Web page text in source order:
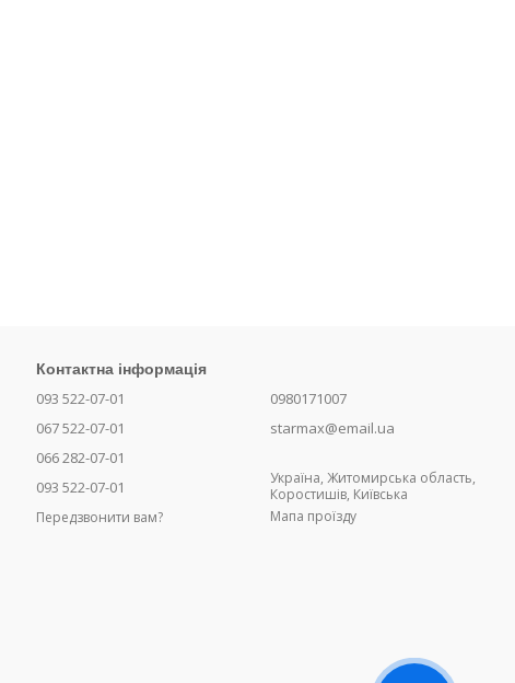
Контактна інформація
093 522-07-01
067 522-07-01
066 282-07-01
093 522-07-01
Передзвонити вам?
0980171007
starmax@email.ua
Україна, Житомирська область,
Коростишів, Київська
Мапа проїзду